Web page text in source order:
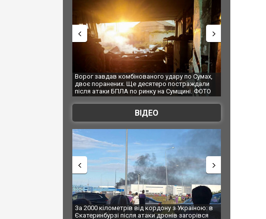
удару по Сумах,
десятеро постраждали
по ринку на Сумщині. ФОТО
За 2000 кілометрів від кордону з Україною: в
Єкатеринбурзі після атаки дронів загорівся
склад Wildberries. ФОТО. ВІДЕО
ВІДЕО
від кордону з Україною: в
атаки дронів загорівся
В Таїланді футболіст загинув від удару
блискавки під час матчу: ще 12 людей